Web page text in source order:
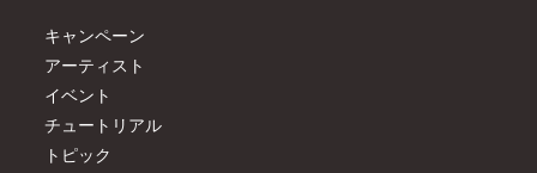
キャンペーン
アーティスト
イベント
チュートリアル
トピック